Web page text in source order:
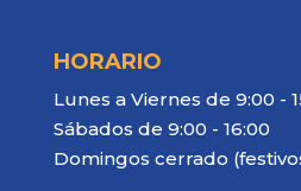
HORARIO
Lunes a Viernes de 9:00 -
Sábados de 9:00 - 16:00
Domingos cerrado